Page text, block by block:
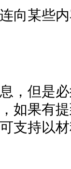
向某些
，但是
如果有
支持以